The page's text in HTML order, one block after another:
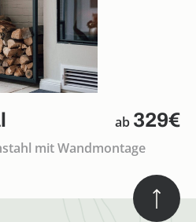
ab 329€
mit Wandmontage